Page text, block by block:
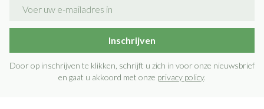
Inschrijven
Door op inschrijven te klikken, schrijft u zich in voor onze nieuwsbrief
en gaat u akkoord met onze privacy policy.